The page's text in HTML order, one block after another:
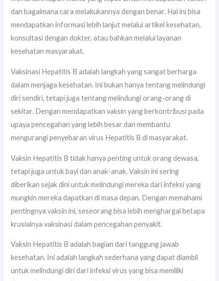
dan bagaimana cara melakukannya dengan benar. Hal ini bisa
mendapatkan informasi lebih lanjut melalui artikel kesehatan,
konsultasi dengan dokter, atau bahkan melalui layanan
kesehatan masyarakat.
Vaksinasi Hepatitis B adalah langkah yang sangat berharga
dalam menjaga kesehatan. Ini bukan hanya tentang melindungi
diri sendiri, tetapi juga tentang melindungi orang-orang di
sekitar. Dengan mendapatkan vaksin yang berkontribusi pada
upaya pencegahan yang lebih besar dan membantu
mengurangi penyebaran virus Hepatitis B di masyarakat.
Vaksin Hepatitis B tidak hanya penting untuk orang dewasa,
tetapi juga untuk bayi dan anak-anak. Vaksin ini sering
diberikan sejak dini untuk melindungi mereka dari infeksi yang
mungkin mereka dapatkan di masa depan. Dengan memahami
pentingnya vaksin ini, seseorang bisa lebih menghargai betapa
krusialnya vaksinasi dalam pencegahan penyakit.
Vaksin Hepatitis B adalah bagian dari tanggung jawab
kesehatan. Ini adalah langkah sederhana yang dapat diambil
untuk melindungi diri dari infeksi virus yang bisa memiliki